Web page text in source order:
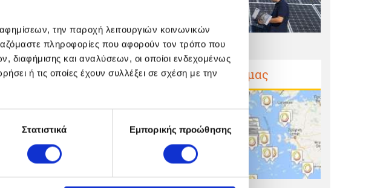
την παροχή λειτουργιών κοινωνικών
πληροφορίες που αφορούν τον τρόπο που
διαφήμισης και αναλύσεων, οι οποίοι ενδεχομένως
ή τις οποίες έχουν συλλέξει σε σχέση με την
Στατιστικά Εμπορικής προώθησης
Έργα μας